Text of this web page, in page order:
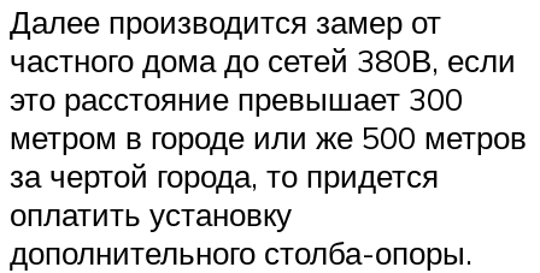
Далее производится замер от
частного дома до сетей 380В, если
это расстояние превышает 300
метром в городе или же 500 метров
за чертой города, то придется
оплатить установку
дополнительного столба-опоры.